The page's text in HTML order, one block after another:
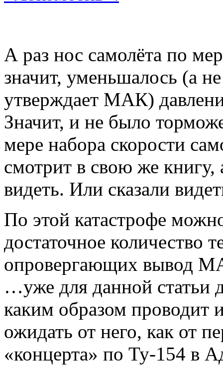
А раз нос самолёта по
значит, уменьшалось (а
утверждает МАК)
Значит, и не было
мере набора скорости
смотрит в свою же книгу,
видеть. Или сказали
По этой катастрофе
достаточное количество
опровергающих вывод
…уже для данной статьи
каким образом
ожидать от него, как от
«концерта» по Ту-154 в